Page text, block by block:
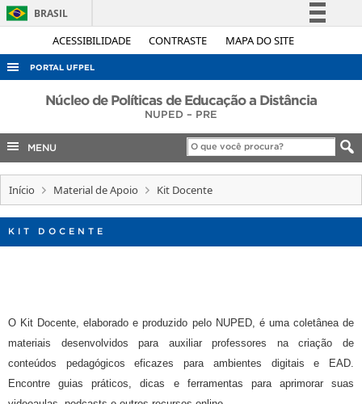
ACESSIBILIDADE CONTRASTE MAPA DO SITE
BRASIL
Simplifique!
Acesso à informação
Legislação
Canais
PORTAL UFPEL
ACESSO À INFORMAÇÃO
COBALTO
CONCURSOS
EDITAIS
INTERNACIONAL
Núcleo de Políticas de Educação a Distância
NUPED – PRE
MENU
Início Material de Apoio Kit Docente
KIT DOCENTE
O Kit Docente, elaborado e produzido pelo NUPED, é uma coletânea de
materiais desenvolvidos para auxiliar professores na criação de
conteúdos pedagógicos eficazes para ambientes digitais e EAD.
Encontre guias práticos, dicas e ferramentas para aprimorar suas